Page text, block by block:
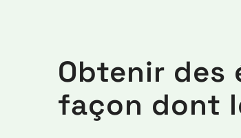
Obtenir des
façon dont